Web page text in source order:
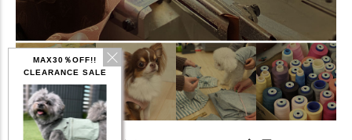
MAX30％OFF!!
CLEARANCE SALE